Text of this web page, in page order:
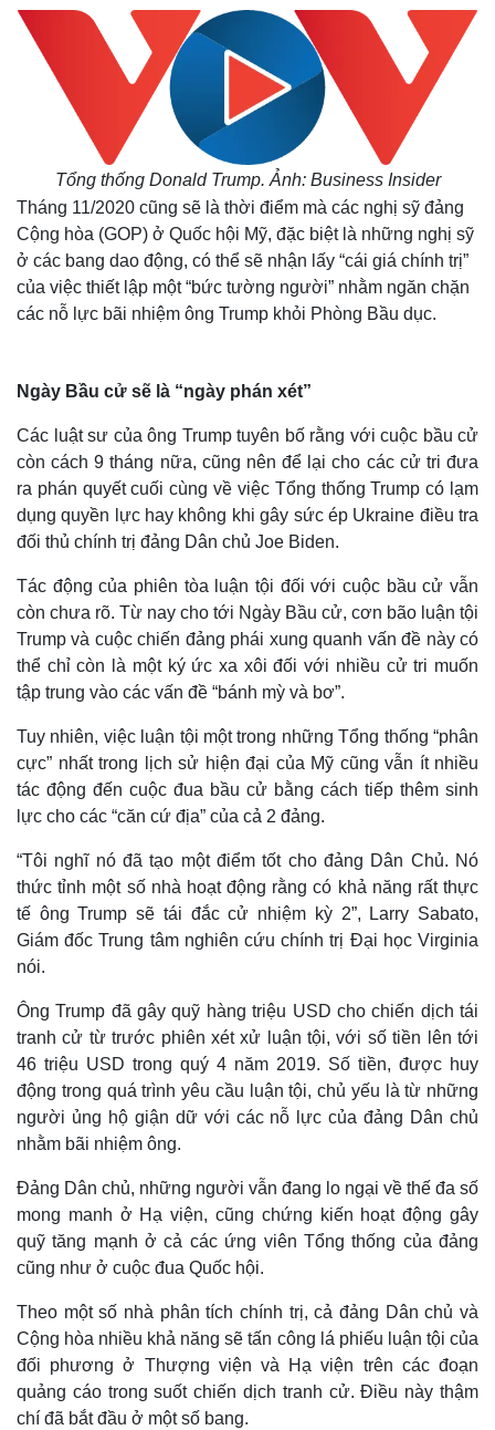
Thế giới
Quan sát
Cuộc sống đó đây
Multimedia
Video
Ảnh
Infographic
Tổng thống Donald Trump. Ảnh: Business Insider
Tháng 11/2020 cũng sẽ là thời điểm mà các nghị sỹ đảng
Cộng hòa (GOP) ở Quốc hội Mỹ, đặc biệt là những nghị sỹ
ở các bang dao động, có thể sẽ nhận lấy “cái giá chính trị”
của việc thiết lập một “bức tường người” nhằm ngăn chặn
các nỗ lực bãi nhiệm ông Trump khỏi Phòng Bầu dục.
Ngày Bầu cử sẽ là “ngày phán xét”
Các luật sư của ông Trump tuyên bố rằng với cuộc bầu cử
còn cách 9 tháng nữa, cũng nên để lại cho các cử tri đưa
ra phán quyết cuối cùng về việc Tổng thống Trump có lạm
dụng quyền lực hay không khi gây sức ép Ukraine điều tra
đối thủ chính trị đảng Dân chủ Joe Biden.
Tác động của phiên tòa luận tội đối với cuộc bầu cử vẫn
còn chưa rõ. Từ nay cho tới Ngày Bầu cử, cơn bão luận tội
Trump và cuộc chiến đảng phái xung quanh vấn đề này có
thể chỉ còn là một ký ức xa xôi đối với nhiều cử tri muốn
tập trung vào các vấn đề “bánh mỳ và bơ”.
Tuy nhiên, việc luận tội một trong những Tổng thống “phân
cực” nhất trong lịch sử hiện đại của Mỹ cũng vẫn ít nhiều
tác động đến cuộc đua bầu cử bằng cách tiếp thêm sinh
lực cho các “căn cứ địa” của cả 2 đảng.
“Tôi nghĩ nó đã tạo một điểm tốt cho đảng Dân Chủ. Nó
thức tỉnh một số nhà hoạt động rằng có khả năng rất thực
tế ông Trump sẽ tái đắc cử nhiệm kỳ 2”, Larry Sabato,
Giám đốc Trung tâm nghiên cứu chính trị Đại học Virginia
nói.
Ông Trump đã gây quỹ hàng triệu USD cho chiến dịch tái
tranh cử từ trước phiên xét xử luận tội, với số tiền lên tới
46 triệu USD trong quý 4 năm 2019. Số tiền, được huy
động trong quá trình yêu cầu luận tội, chủ yếu là từ những
người ủng hộ giận dữ với các nỗ lực của đảng Dân chủ
nhằm bãi nhiệm ông.
Đảng Dân chủ, những người vẫn đang lo ngại về thế đa số
mong manh ở Hạ viện, cũng chứng kiến hoạt động gây
quỹ tăng mạnh ở cả các ứng viên Tổng thống của đảng
cũng như ở cuộc đua Quốc hội.
Theo một số nhà phân tích chính trị, cả đảng Dân chủ và
Cộng hòa nhiều khả năng sẽ tấn công lá phiếu luận tội của
đối phương ở Thượng viện và Hạ viện trên các đoạn
quảng cáo trong suốt chiến dịch tranh cử. Điều này thậm
chí đã bắt đầu ở một số bang.